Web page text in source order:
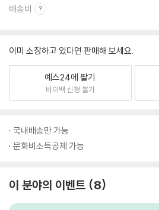
배송비
이미 소장하고 있다면 판매해 보세요.
예스24에 팔기
바이백 신청 불가
국내배송만 가능
문화비소득공제 가능
이 분야의 이벤트 8